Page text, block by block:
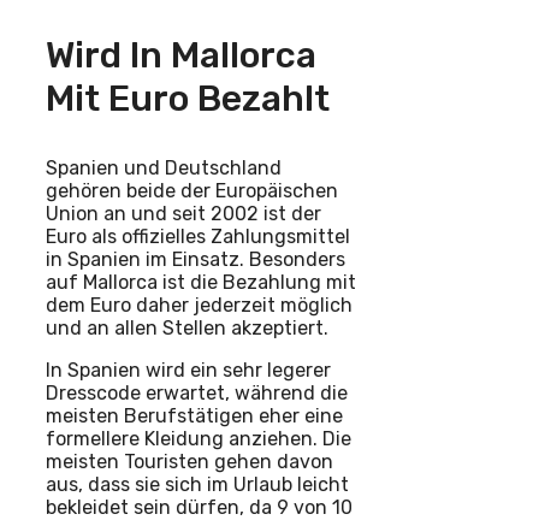
Wird In Mallorca
Mit Euro Bezahlt
Spanien und Deutschland
gehören beide der Europäischen
Union an und seit 2002 ist der
Euro als offizielles Zahlungsmittel
in Spanien im Einsatz. Besonders
auf Mallorca ist die Bezahlung mit
dem Euro daher jederzeit möglich
und an allen Stellen akzeptiert.
In Spanien wird ein sehr legerer
Dresscode erwartet, während die
meisten Berufstätigen eher eine
formellere Kleidung anziehen. Die
meisten Touristen gehen davon
aus, dass sie sich im Urlaub leicht
bekleidet sein dürfen, da 9 von 10